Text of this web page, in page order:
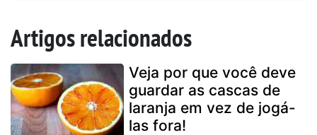
Artigos relacionados
Veja por que você deve
guardar as cascas de
laranja em vez de jogá-
las fora!